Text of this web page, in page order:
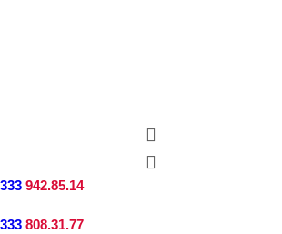
333 942.85.14
333 808.31.77